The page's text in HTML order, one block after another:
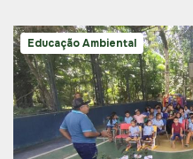
Educação Ambiental